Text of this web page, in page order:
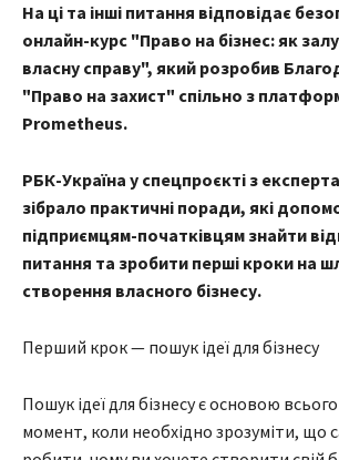
На ці та інші питання відповідає
онлайн-курс "Право на бізнес: як
власну справу", який розробив
"Право на захист" спільно з
Prometheus.
РБК-Україна у спецпроєкті з
зібрало практичні поради, які
підприємцям-початківцям знайти
питання та зробити перші кроки на
створення власного бізнесу.
Перший крок — пошук ідеї для бізнесу
Пошук ідеї для бізнесу є основою
момент, коли необхідно зрозуміти, що